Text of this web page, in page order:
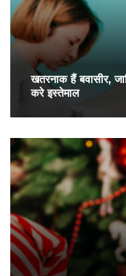
खतरनाक हैं बवासीर,
करे इस्तेमाल